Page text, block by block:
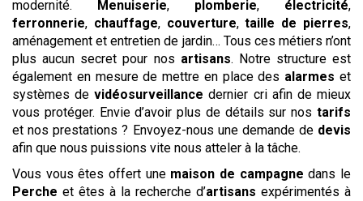
modernité.
Menuiserie, plomberie, électricité,
ferronnerie, chauffage, couverture,taille de pierres,
aménagement et entretien de jardin… Tous ces métiers n’ont
plus aucun secret pour nos artisans. Notre structure est
également en mesure de mettre en place des alarmes et
systèmes devidéosurveillance dernier cri afin de mieux
vous protéger. Envie d’avoir plus de détails sur nos tarifs
et nos prestations ? Envoyez-nous une demande de devis
afin que nous puissions vite nous atteler à la tâche.
Vous vous êtes offert une maison de campagne dans le
Perche et êtes à la recherche d’artisans expérimentés à